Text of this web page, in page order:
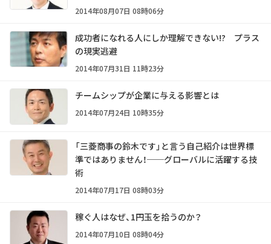
2014年08月07日 08時06分
成功者になれる人にしか理解できない!? プラス
の現実逃避
2014年07月31日 11時23分
チームシップが企業に与える影響とは
2014年07月24日 10時35分
「三菱商事の鈴木です」と言う自己紹介は世界標
準ではありません！──グローバルに活躍する技
術
2014年07月17日 08時03分
稼ぐ人はなぜ、1円玉を拾うのか？
2014年07月10日 08時04分